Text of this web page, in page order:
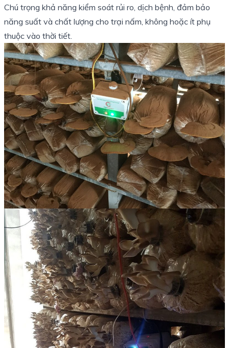
Chú trọng khả năng kiểm soát rủi ro, dịch bệnh, đảm bảo
năng suất và chất lượng cho trại nấm, không hoặc ít phụ
thuộc vào thời tiết.